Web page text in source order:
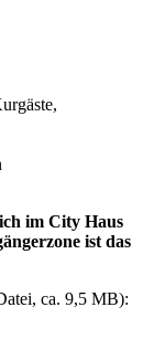
im City Haus
ist das
ca. 9,5 MB):